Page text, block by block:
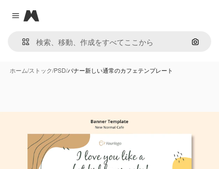
Close menu
Magnific
画像で
ホーム/ストック/PSD/バナー新しい通常のカフェテンプレート